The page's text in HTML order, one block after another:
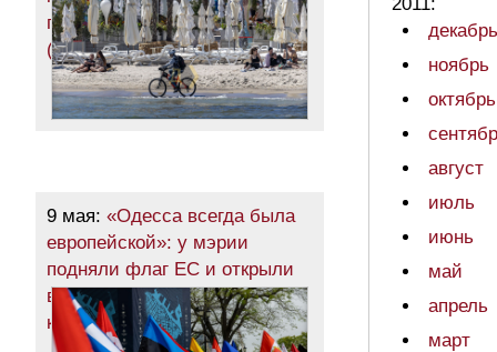
готовится к лету
(фоторепортаж)
9 мая: «Одесса всегда была
европейской»: у мэрии
подняли флаг ЕС и открыли
выставку символической
картиной (фото)
декабрь
ноябрь
октябрь
август
июль
июнь
май
апрель
март